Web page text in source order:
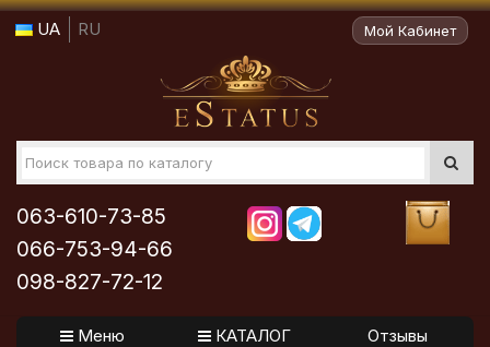
UA RU Мой Кабинет
063-610-73-85
066-753-94-66
098-827-72-12
Меню КАТАЛОГ Отзывы